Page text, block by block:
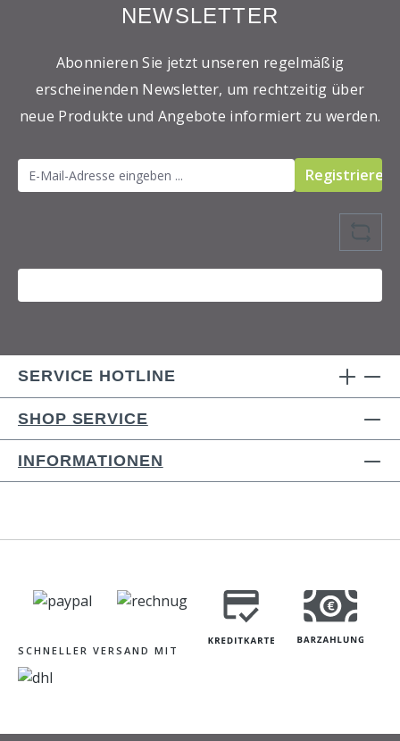
NEWSLETTER
Abonnieren Sie jetzt unseren regelmäßig
erscheinenden Newsletter, um rechtzeitig über
neue Produkte und Angebote informiert zu werden.
Registrieren
SERVICE HOTLINE
SHOP SERVICE
INFORMATIONEN
SCHNELLER VERSAND MIT